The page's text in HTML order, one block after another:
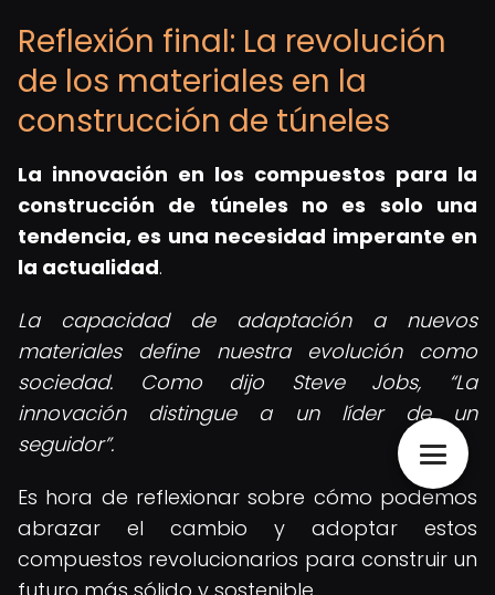
Reflexión final: La revolución
de los materiales en la
construcción de túneles
La innovación en los compuestos para la
construcción de túneles no es solo una
tendencia, es una necesidad imperante en
la actualidad.
La capacidad de adaptación a nuevos
materiales define nuestra evolución como
sociedad. Como dijo Steve Jobs,
La
innovación distingue a un líder de un
seguidor .
Es hora de reflexionar sobre cómo podemos
abrazar el cambio y adoptar estos
compuestos revolucionarios para construir un